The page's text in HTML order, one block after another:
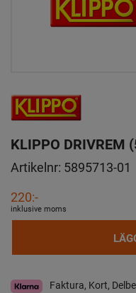
KLIPPO DRIVREM
Artikelnr: 5895713-01
220:-
inklusive moms
Faktura, Kort,